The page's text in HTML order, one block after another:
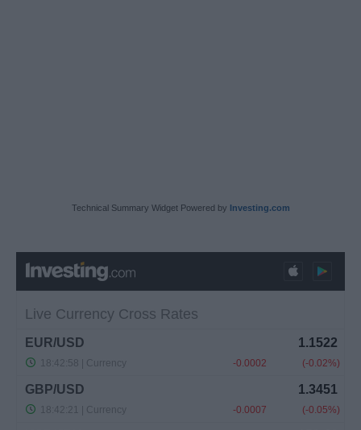
Technical Summary Widget Powered by Investing.com